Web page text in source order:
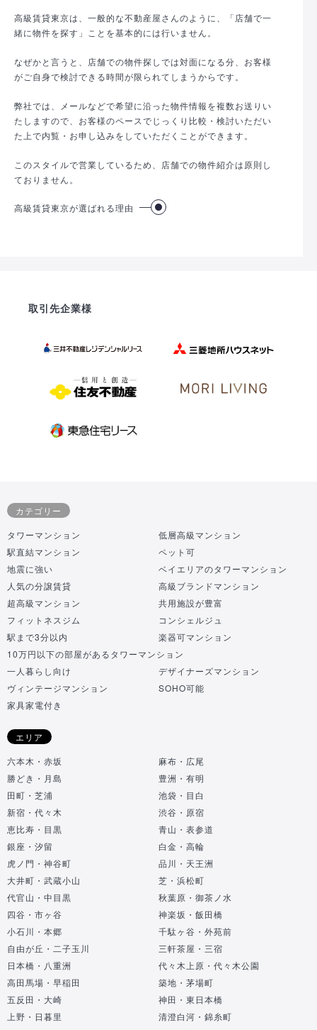
高級賃貸東京は、一般的な不動産屋さんのように、「店舗で一
緒に物件を探す」ことを基本的には行いません。
なぜかと言うと、店舗での物件探しでは対面になる分、お客様
がご自身で検討できる時間が限られてしまうからです。
弊社では、メールなどで希望に沿った物件情報を複数お送りい
たしますので、お客様のペースでじっくり比較・検討いただい
た上で内覧・お申し込みをしていただくことができます。
このスタイルで営業しているため、店舗での物件紹介は原則し
ておりません。
高級賃貸東京が選ばれる理由
取引先企業様
カテゴリー
タワーマンション
低層高級マンション
駅直結マンション
ペット可
地震に強い
ベイエリアのタワーマンション
人気の分譲賃貸
高級ブランドマンション
超高級マンション
共用施設が豊富
フィットネスジム
コンシェルジュ
駅まで3分以内
楽器可マンション
10万円以下の部屋があるタワーマンション
一人暮らし向け
デザイナーズマンション
ヴィンテージマンション
SOHO可能
家具家電付き
エリア
六本木・赤坂
麻布・広尾
勝どき・月島
豊洲・有明
田町・芝浦
池袋・目白
新宿・代々木
渋谷・原宿
恵比寿・目黒
青山・表参道
銀座・汐留
白金・高輪
虎ノ門・神谷町
品川・天王洲
大井町・武蔵小山
芝・浜松町
代官山・中目黒
秋葉原・御茶ノ水
四谷・市ヶ谷
神楽坂・飯田橋
小石川・本郷
千駄ヶ谷・外苑前
自由が丘・二子玉川
三軒茶屋・三宿
日本橋・八重洲
代々木上原・代々木公園
高田馬場・早稲田
築地・茅場町
五反田・大崎
神田・東日本橋
上野・日暮里
清澄白河・錦糸町